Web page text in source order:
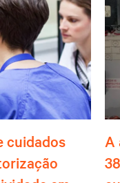
cuidados
A